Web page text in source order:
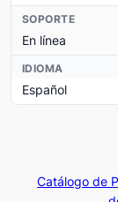
SOPORTE
En línea
IDIOMA
Español
Catálogo de